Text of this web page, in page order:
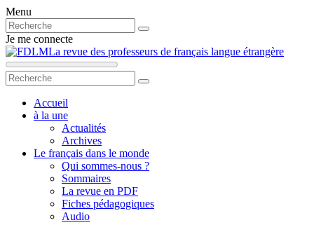
Menu
Je me connecte
La revue des professeurs de français langue étrangère
Accueil
à la une
Actualités
Archives
Le français dans le monde
Qui sommes-nous ?
Sommaires
La revue en PDF
Fiches pédagogiques
Audio